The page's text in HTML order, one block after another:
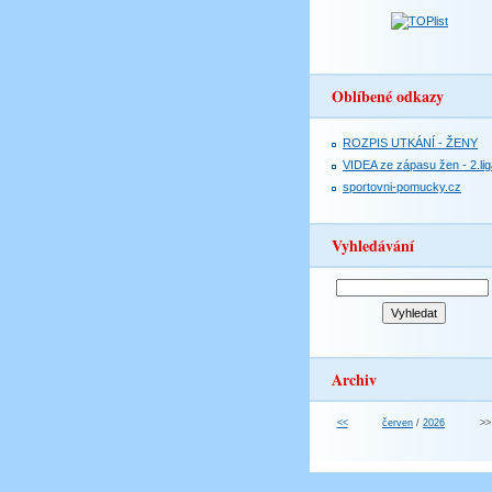
Oblíbené odkazy
ROZPIS UTKÁNÍ - ŽENY
VIDEA ze zápasu žen -
sportovni-pomucky.cz
Vyhledávání
Archiv
<< červen / 2026 >>